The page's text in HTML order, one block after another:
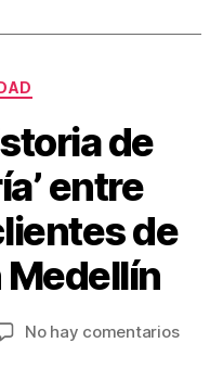
de
entre
de
Medellín
No hay comentariosen